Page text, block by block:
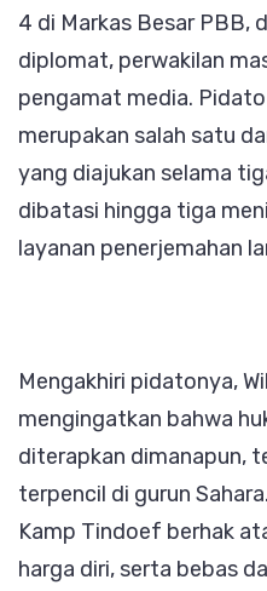
4 di Markas Besar PBB,
diplomat, perwakilan
pengamat media.
merupakan salah satu
yang diajukan selama
dibatasi hingga tiga
layanan penerjemahan
Mengakhiri pidatonya,
mengingatkan bahwa
diterapkan dimanapun,
terpencil di gurun
Kamp Tindoef berhak
harga diri, serta bebas